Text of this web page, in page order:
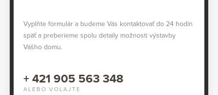
Vyplňte formulár a budeme Vás kontaktovať do 24 hodín
späť a preberieme spolu detaily možnosti výstavby
Vášho domu.
+ 421 905 563 348
ALEBO VOLAJTE